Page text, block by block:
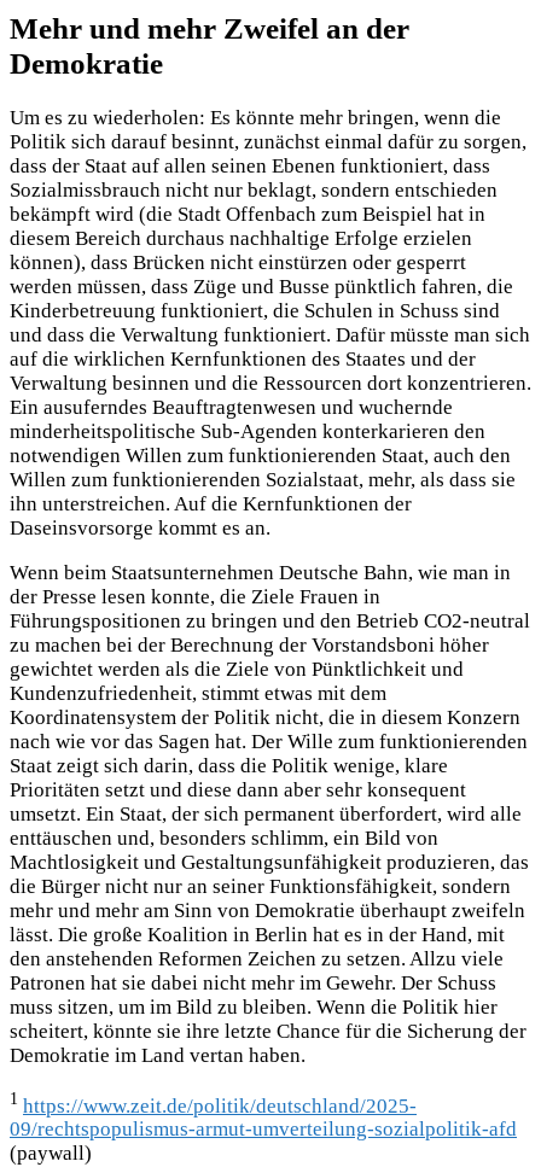
Mehr und mehr Zweifel an der
Demokratie
Um es zu wiederholen: Es könnte mehr bringen, wenn die
Politik sich darauf besinnt, zunächst einmal dafür zu sorgen,
dass der Staat auf allen seinen Ebenen funktioniert, dass
Sozialmissbrauch nicht nur beklagt, sondern entschieden
bekämpft wird (die Stadt Offenbach zum Beispiel hat in
diesem Bereich durchaus nachhaltige Erfolge erzielen
können), dass Brücken nicht einstürzen oder gesperrt
werden müssen, dass Züge und Busse pünktlich fahren, die
Kinderbetreuung funktioniert, die Schulen in Schuss sind
und dass die Verwaltung funktioniert. Dafür müsste man sich
auf die wirklichen Kernfunktionen des Staates und der
Verwaltung besinnen und die Ressourcen dort konzentrieren.
Ein ausuferndes Beauftragtenwesen und wuchernde
minderheitspolitische Sub-Agenden konterkarieren den
notwendigen Willen zum funktionierenden Staat, auch den
Willen zum funktionierenden Sozialstaat, mehr, als dass sie
ihn unterstreichen. Auf die Kernfunktionen der
Daseinsvorsorge kommt es an.
Wenn beim Staatsunternehmen Deutsche Bahn, wie man in
der Presse lesen konnte, die Ziele Frauen in
Führungspositionen zu bringen und den Betrieb CO2-neutral
zu machen bei der Berechnung der Vorstandsboni höher
gewichtet werden als die Ziele von Pünktlichkeit und
Kundenzufriedenheit, stimmt etwas mit dem
Koordinatensystem der Politik nicht, die in diesem Konzern
nach wie vor das Sagen hat. Der Wille zum funktionierenden
Staat zeigt sich darin, dass die Politik wenige, klare
Prioritäten setzt und diese dann aber sehr konsequent
umsetzt. Ein Staat, der sich permanent überfordert, wird alle
enttäuschen und, besonders schlimm, ein Bild von
Machtlosigkeit und Gestaltungsunfähigkeit produzieren, das
die Bürger nicht nur an seiner Funktionsfähigkeit, sondern
mehr und mehr am Sinn von Demokratie überhaupt zweifeln
lässt. Die große Koalition in Berlin hat es in der Hand, mit
den anstehenden Reformen Zeichen zu setzen. Allzu viele
Patronen hat sie dabei nicht mehr im Gewehr. Der Schuss
muss sitzen, um im Bild zu bleiben. Wenn die Politik hier
scheitert, könnte sie ihre letzte Chance für die Sicherung der
Demokratie im Land vertan haben.
1 https://www.zeit.de/politik/deutschland/2025-
09/rechtspopulismus-armut-umverteilung-sozialpolitik-afd
(paywall)